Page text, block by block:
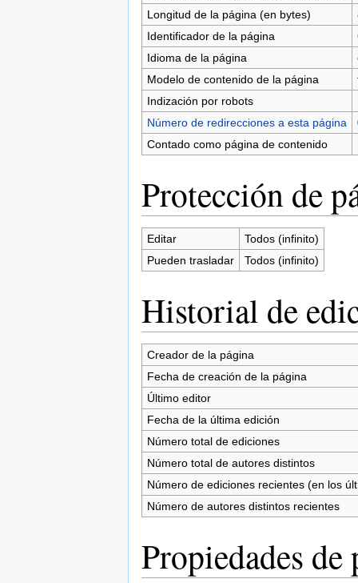
Longitud de la página (en bytes)
Identificador de la página
Idioma de la página
Modelo de contenido de la página
Indización por robots
Número de redirecciones a esta página
Contado como página de contenido
Protección de
Editar
Todos (infinito)
Pueden trasladar
Todos (infinito)
Historial de
Creador de la página
Fecha de creación de la página
Último editor
Fecha de la última edición
Número total de ediciones
Número total de autores distintos
Número de ediciones recientes (en los
Número de autores distintos recientes
Propiedades de